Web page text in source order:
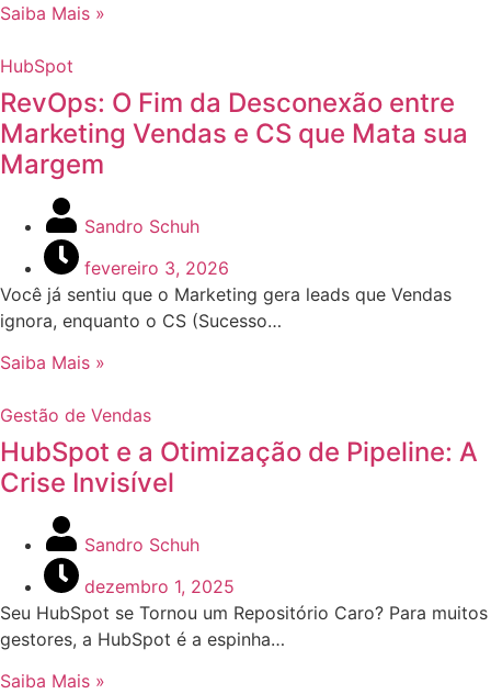
Saiba Mais »
HubSpot
RevOps: O Fim da Desconexão entre
Marketing Vendas e CS que Mata sua
Margem
Sandro Schuh
fevereiro 3, 2026
Você já sentiu que o Marketing gera leads que Vendas
ignora, enquanto o CS (Sucesso…
Saiba Mais »
Gestão de Vendas
HubSpot e a Otimização de Pipeline: A
Crise Invisível
Sandro Schuh
dezembro 1, 2025
Seu HubSpot se Tornou um Repositório Caro? Para muitos
gestores, a HubSpot é a espinha…
Saiba Mais »